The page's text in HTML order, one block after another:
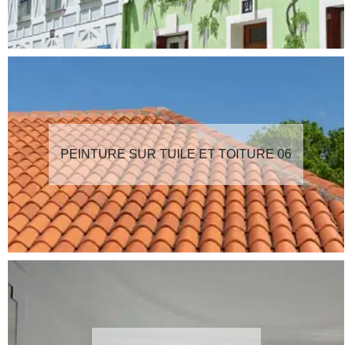
PEINTURE SUR TUILE ET TOITURE 06